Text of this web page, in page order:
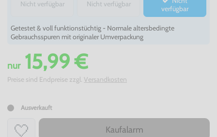
Nicht verfügbar
Nicht verfügbar
verfügbar
Getestet & voll funktionstüchtig - Normale altersbedingte
Gebrauchsspuren mit originaler Umverpackung
nur15,99 €
Preise sind Endpreise zzgl. Versandkosten
Ausverkauft
Kaufalarm